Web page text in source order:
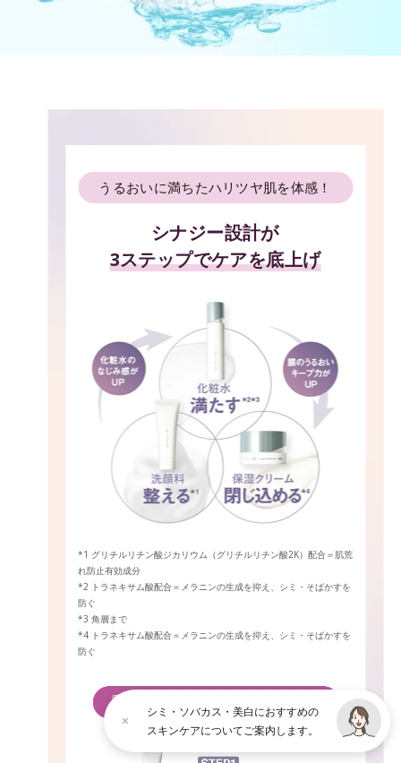
うるおいに満ちたハリツヤ肌を体感！
シナジー設計が
3ステップでケアを底上げ
*1 グリチルリチン酸ジカリウム（グリチルリチン酸2K）配合＝肌荒
れ防止有効成分
*2 トラネキサム酸配合＝メラニンの生成を抑え、シミ・そばかすを
防ぐ
*3 角層まで
*4 トラネキサム酸配合＝メラニンの生成を抑え、シミ・そばかすを
防ぐ
シミ・ソバカス・美白におすすめの
スキンケアについてご案内します。